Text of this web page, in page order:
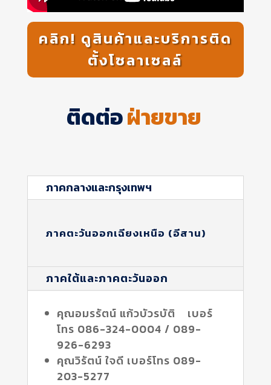
คลิก! ดูสินค้าและบริการติด
ตั้งโซลาเซลล์
ติดต่อฝ่ายขาย
ภาคกลางและกรุงเทพฯ
ภาคตะวันออกเฉียงเหนือ (อีสาน)
ภาคใต้และภาคตะวันออก
คุณอมรรัตน์ แก้วบัวรบัติ เบอร์
โทร 086-324-0004 / 089-
926-6293
คุณวิรัตน์ ใจดี เบอร์โทร 089-
203-5277